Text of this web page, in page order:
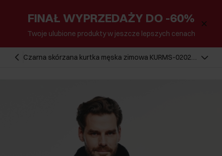
FINAŁ WYPRZEDAŻY DO -60%
Twoje ulubione produkty w jeszcze lepszych cenach
Czarna skórzana kurtka męska zimowa KURMS-0202-